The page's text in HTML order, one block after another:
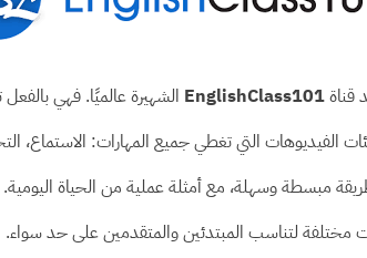
قناةEnglishClass101 الشهيرة عالميًا. فهي
الفيديوهات التي تغطي جميع المهارات: الاستماع،
مبسطة وسهلة، مع أمثلة عملية من الحياة اليومية.
مختلفة لتناسب المبتدئين والمتقدمين على حد سواء.